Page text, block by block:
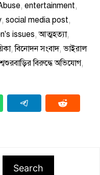
, entertainment,
, social media post,
issues,আত্মহত্যা,
,বিনোদন সংবাদ,ভাইরাল
শ্বশুরবাড়ির বিরুদ্ধে অভিযোগ,
Search